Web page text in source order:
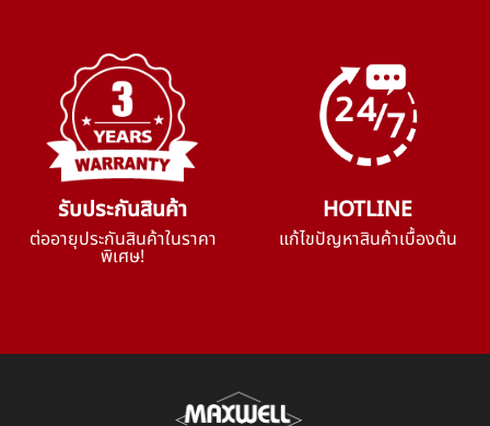
รับประกันสินค้า
ต่ออายุประกันสินค้าในราคา
พิเศษ!
HOTLINE
แก้ไขปัญหาสินค้าเบื้องต้น